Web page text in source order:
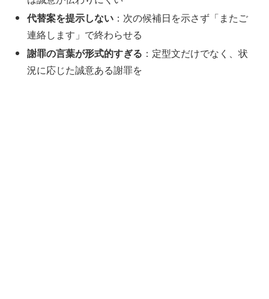
代替案を提示しない ：次の候補日を示さず「またご
連絡します」で終わらせる
謝罪の言葉が形式的すぎる ：定型文だけでなく、状
況に応じた誠意ある謝罪を